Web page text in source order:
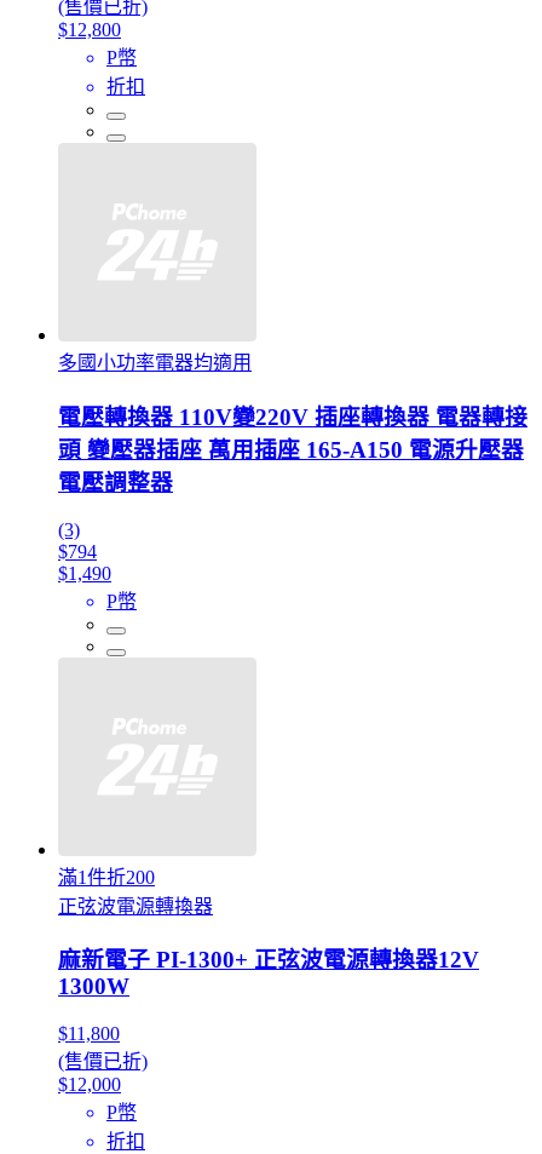
(售價已折)
$12,800
P幣
折扣
多國小功率電器均適用
電壓轉換器 110V變220V 插座轉換器 電器轉接
頭 變壓器插座 萬用插座 165-A150 電源升壓器
電壓調整器
(3)
$794
$1,490
P幣
滿1件折200
正弦波電源轉換器
麻新電子 PI-1300+ 正弦波電源轉換器12V
1300W
$11,800
(售價已折)
$12,000
P幣
折扣